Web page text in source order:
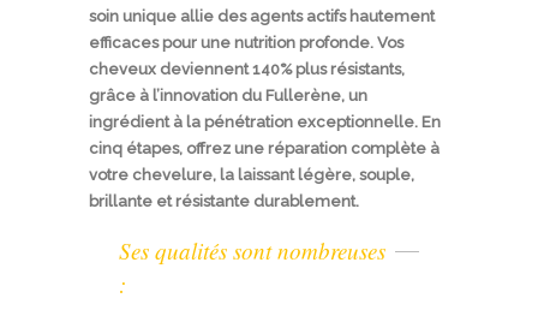
soin unique allie des agents actifs hautement
efficaces pour une nutrition profonde. Vos
cheveux deviennent 140% plus résistants,
grâce à l’innovation du Fullerène, un
ingrédient à la pénétration exceptionnelle. En
cinq étapes, offrez une réparation complète à
votre chevelure, la laissant légère, souple,
brillante et résistante durablement.
Ses qualités sont nombreuses
: